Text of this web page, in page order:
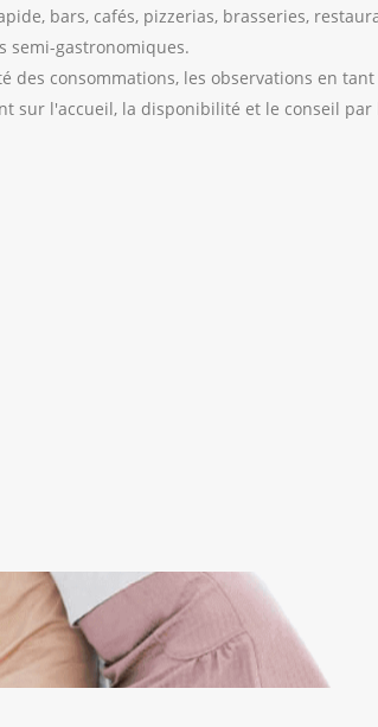
bars, cafés, pizzerias, brasseries,
semi-gastronomiques.
des consommations, les observations en
sur l'accueil, la disponibilité et le conseil par